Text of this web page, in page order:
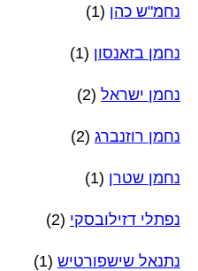
נחמ"ש כהן (1)
נחמן בזאנסון (1)
נחמן ישראל (2)
נחמן רוזנברג (2)
נחמן שטרן (1)
נפתלי דזילובסקי (2)
נתנאל שישפורטיש (1)